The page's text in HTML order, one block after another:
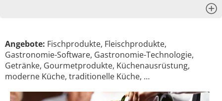
Angebote: Fischprodukte, Fleischprodukte,
Gastronomie-Software, Gastronomie-Technologie,
Getränke, Gourmetprodukte, Küchenausrüstung,
moderne Küche, traditionelle Küche, …